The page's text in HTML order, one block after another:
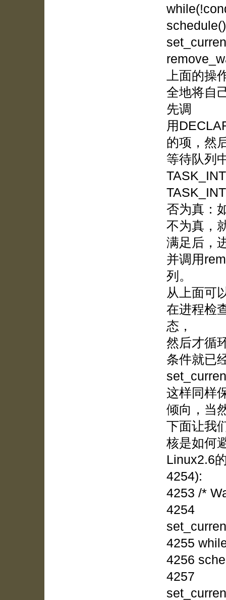
上面的操
全地将自
先调
用
的项，然
等待队列
否为真：
不为真，
满足后，
并调用
列。
从上面可
在进程检
态，
然后才循
条件就已
这样同样
倾向，当
下面让我
核是如何
Linux2.6
4254):
4253 /*
4254
4255
4256
4257